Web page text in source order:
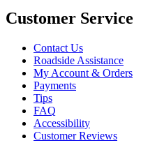
Customer Service
Contact Us
Roadside Assistance
My Account & Orders
Payments
Tips
FAQ
Accessibility
Customer Reviews